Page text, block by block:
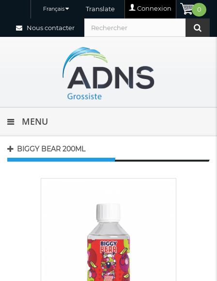
0
Connexion
Translate
Français
Nous contacter
MENU
BIGGY BEAR 200ML